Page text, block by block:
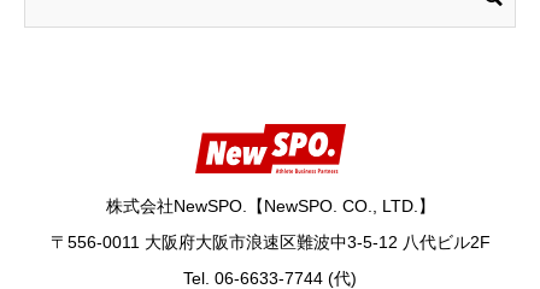
株式会社NewSPO.【NewSPO. CO., LTD.】
〒556-0011 大阪府大阪市浪速区難波中3-5-12 八代ビル2F
Tel. 06-6633-7744 (代)